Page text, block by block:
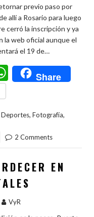
previo paso por
allí a Rosario para luego
cerró la inscripción y ya
la web oficial aunque el
el 19 de…
W
h
s
A
p
p
Share
Deportes, Fotografía,
2 Comments
EN
VyR